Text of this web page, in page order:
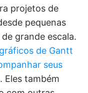
projetos de
pequenas
grande escala.
de Gantt
seus
Eles também